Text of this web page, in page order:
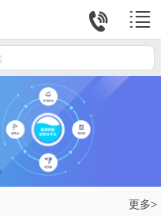


更多>